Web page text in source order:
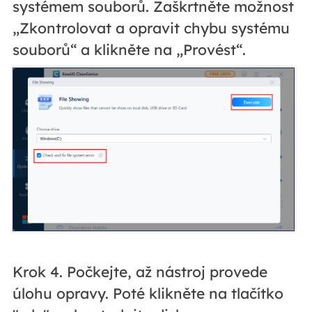
systémem souborů. Zaškrtněte možnost
„Zkontrolovat a opravit chybu systému
souborů“ a klikněte na „Provést“.
Krok 4. Počkejte, až nástroj provede
úlohu opravy. Poté klikněte na tlačítko